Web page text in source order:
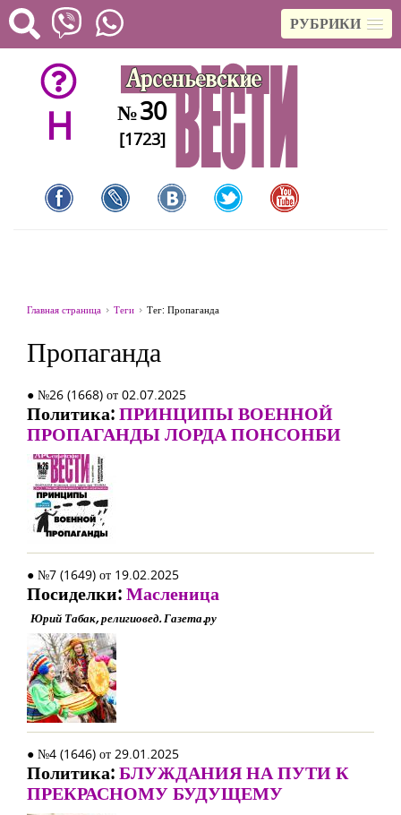
РУБРИКИ
H №30
[1723]
Главная страница Теги Тег: Пропаганда
Пропаганда
● №26 (1668) от 02.07.2025
Политика:ПРИНЦИПЫ ВОЕННОЙ
ПРОПАГАНДЫ ЛОРДА ПОНСОНБИ
● №7 (1649) от 19.02.2025
Посиделки:Масленица
Юрий Табак, религиовед. Газета.ру
● №4 (1646) от 29.01.2025
Политика:БЛУЖДАНИЯ НА ПУТИ К
ПРЕКРАСНОМУ БУДУЩЕМУ